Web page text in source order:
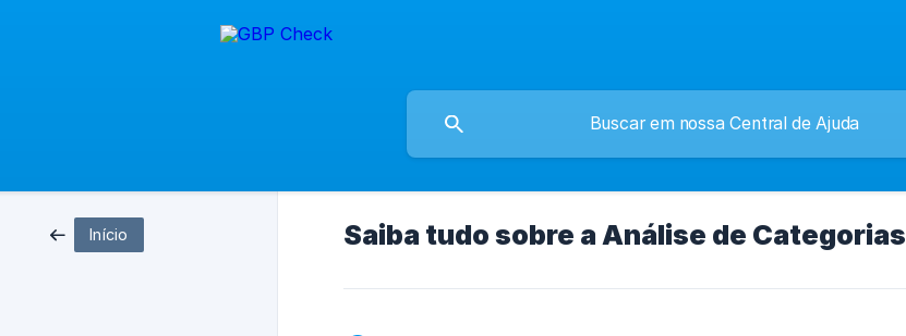
Início Saiba tudo sobre a Análise de Categorias